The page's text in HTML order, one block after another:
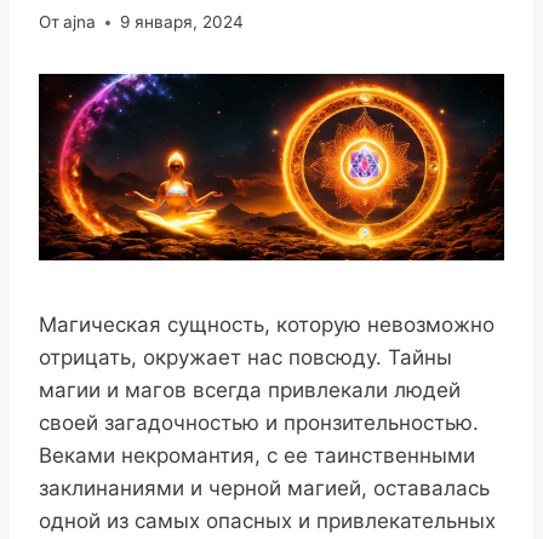
Отajna 9 января, 2024
Магическая сущность, которую невозможно
отрицать, окружает нас повсюду. Тайны
магии и магов всегда привлекали людей
своей загадочностью и пронзительностью.
Веками некромантия, с ее таинственными
заклинаниями и черной магией, оставалась
одной из самых опасных и привлекательных